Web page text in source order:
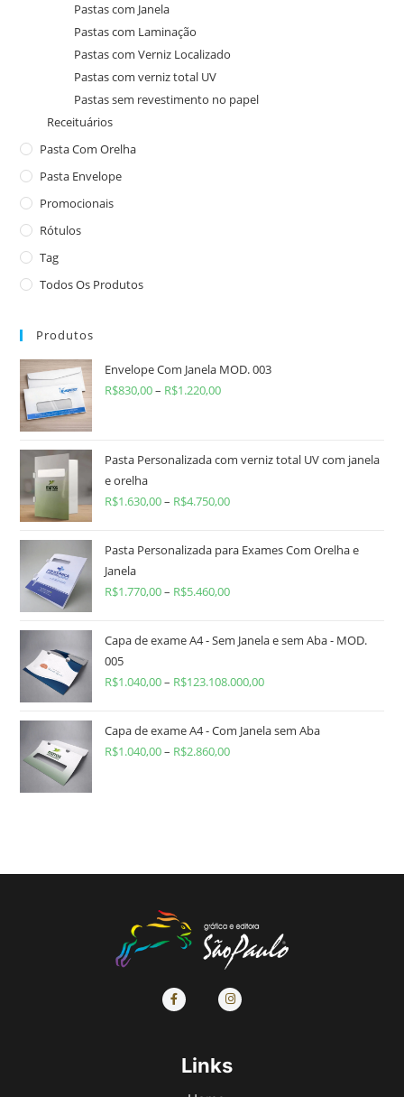
Pastas com Janela
Pastas com Laminação
Pastas com Verniz Localizado
Pastas com verniz total UV
Pastas sem revestimento no papel
Receituários
Pasta Com Orelha
Pasta Envelope
Promocionais
Rótulos
Tag
Todos Os Produtos
Produtos
Envelope Com Janela MOD. 003
R$830,00– R$1.220,00
Pasta Personalizada com verniz total UV com janela
e orelha
R$1.630,00– R$4.750,00
Pasta Personalizada para Exames Com Orelha e
Janela
R$1.770,00– R$5.460,00
Capa de exame A4 - Sem Janela e sem Aba - MOD.
005
R$1.040,00– R$123.108.000,00
Capa de exame A4 - Com Janela sem Aba
R$1.040,00– R$2.860,00
Links